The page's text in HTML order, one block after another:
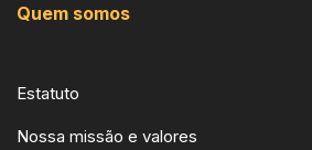
Quem somos
Estatuto
Nossa missão e valores